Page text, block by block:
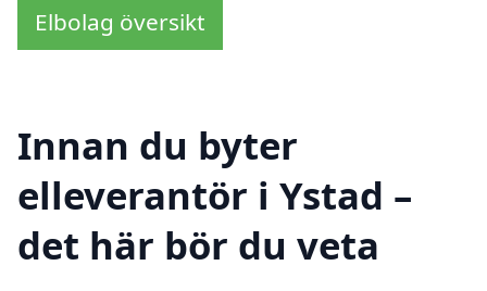
Elbolag översikt
Innan du byter
elleverantör i Ystad –
det här bör du veta